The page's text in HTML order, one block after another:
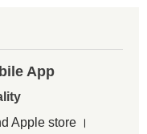
App
Apple store ।